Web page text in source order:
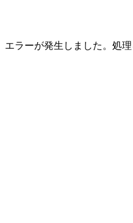
エラーが発生しました。処